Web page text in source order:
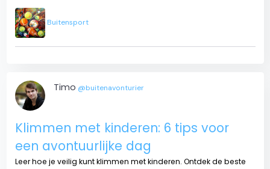
Buitensport
Timo @buitenavonturier
Klimmen met kinderen: 6 tips voor
een avontuurlijke dag
Leer hoe je veilig kunt klimmen met kinderen. Ontdek de beste